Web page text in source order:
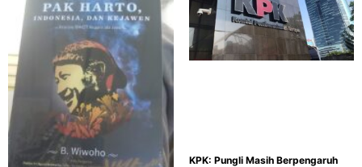
KPK: Pungli Masih Berpengaruh